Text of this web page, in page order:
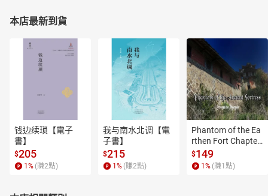
本店最新到貨
钱边续琐【電子
書】
$205
1 % (賺2點)
我与南水北调【電
子書】
$215
1 % (賺2點)
Phantom of the Ea
rthen Fort Chapter
4【有聲書】
$149
1 % (賺1 點)